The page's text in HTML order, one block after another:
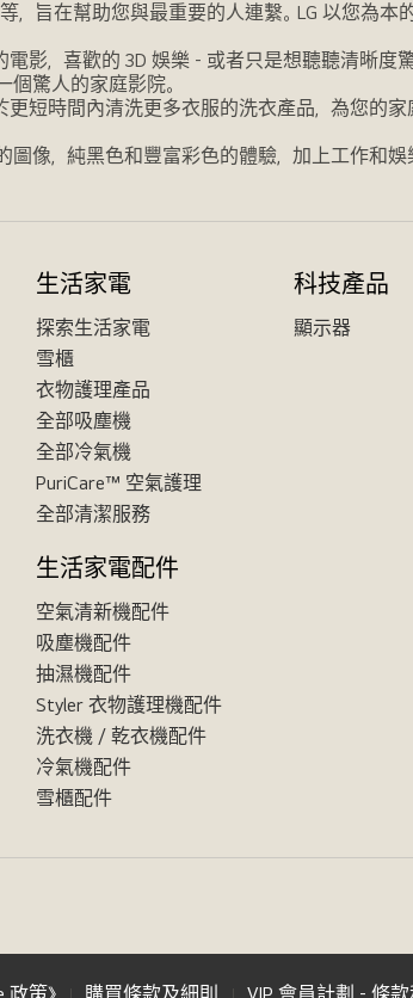
旨在幫助您與最重要的人連繫。LG 以您為本
影，喜歡的 3D 娛樂 - 或者只是想聽聽清晰
驚人的家庭影院。
短時間內清洗更多衣服的洗衣產品，為您的
像，純黑色和豐富彩色的體驗，加上工作和
生活家電
探索生活家電
雪櫃
衣物護理產品
全部吸塵機
全部冷氣機
PuriCare™ 空氣護理
全部清潔服務
生活家電配件
空氣清新機配件
吸塵機配件
抽濕機配件
Styler 衣物護理機配件
洗衣機 / 乾衣機配件
冷氣機配件
雪櫃配件
科技產品
顯示器